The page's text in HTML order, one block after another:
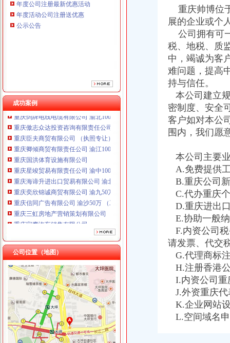
本站导航年度公司注册最新优惠活动
年度活动公司注册送优惠
公示公告
成功案例
重庆鸽牌电线电缆有限公司 渝北10010万 (进出口权)
重庆傲志众达投资咨询有限责任公司 渝九1000万 （增资）
重庆臣夫商贸有限公司 （执照专让）
重庆卿倾商贸有限责任公司 渝江100万 （工商注册）
重庆国洪体育设施有限公司
重庆星竣贸易有限责任公司 渝中100万 （进出口权）
重庆海谛升进出口贸易有限公司 渝北100万 （进出口权）
重庆奕欣锦诚商贸有限公司 渝九50万 （工商注册）
重庆信同广告有限公司 渝沙50万 （工商注册）
重庆三虹房地产营销策划有限公司
重庆宝鹰汽车销售有限公司
重庆鸽牌电线电缆有限公司 渝北10010万 (进出口权)
重庆傲志众达投资咨询有限责任公司 渝九1000万 （增资）
重庆臣夫商贸有限公司 （执照专让）
重庆卿倾商贸有限责任公司 渝江100万 （工商注册）
重庆国洪体育设施有限公司
重庆星竣贸易有限责任公司 渝中100万 （进出口权）
重庆海谛升进出口贸易有限公司 渝北100万 （进出口权）
重庆奕欣锦诚商贸有限公司 渝九50万 （工商注册）
重庆信同广告有限公司 渝沙50万 （工商注册）
重庆三虹房地产营销策划有限公司
重庆宝鹰汽车销售有限公司
公司位置（地图）
一般纳税人资格证
苏州一般纳税人申请一般纳税人资格-苏州58同城
增值税一般纳税人资格认定-110律咨询网
一般纳税人资格证书-搜百科
山东国税门户网站一般纳税人资格查询
三证合一后,一般纳税人资格登记还提供税务登记证吗_中华会计网校_
一般纳税人资格证
增值税一般纳税人资格登记
一般纳税人资格登记
一般纳税人资格查询|广东省国家税务局（新版）
一般纳税人资格查询
一般纳税人资格证明,一般纳税人资格证书？
一般纳税人资格认定
一般纳税人资格认定
一般纳税人资格认定
一般纳税人资格认定
一般纳税人资格的条件_一般纳税人认定的标准
重庆帅博位
展的企业或个
公司拥有可
税、地税、质
中，竭诚为客
难问题，提高
持与信任。
本公司建立
密制度、安全
客户如对本公
围内，我们愿
本公司主要
A.免费提供
B.重庆公司
C.代办重庆
D.重庆进出
E.协助一般
F.内资公司
请发票、代交
G.代理商标
H.注册香港
I.内资公司重
J.外资重庆代
K.企业网站
L.空间域名